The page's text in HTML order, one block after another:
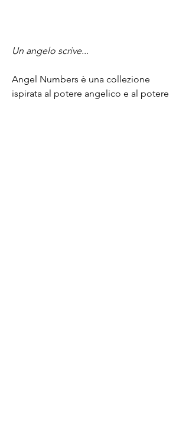
Un angelo scrive...
Angel Numbers è una collezione
ispirata al potere angelico e al potere